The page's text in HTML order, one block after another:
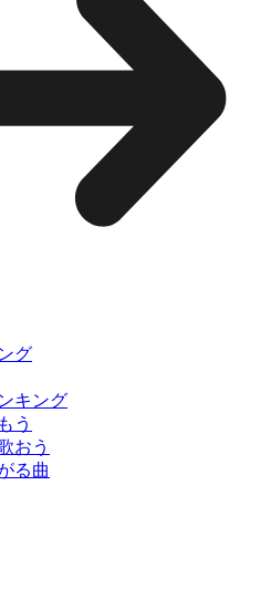
グ
キング
う
おう
る曲